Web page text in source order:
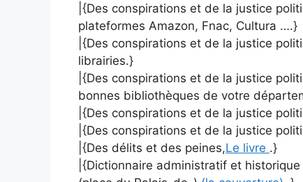
|{Des conspirations et de la justice
plateformes Amazon, Fnac, Cultura ….}
|{Des conspirations et de la justice
librairies.}
|{Des conspirations et de la justice
bonnes bibliothèques de votre
|{Des conspirations et de la justice
|{Des conspirations et de la justice
|{Des délits et des peines,Le livre .}
|{Dictionnaire administratif et